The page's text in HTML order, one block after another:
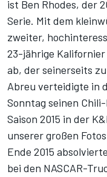
ist Ben Rhodes, der
Serie. Mit dem
zweiter,
23-jährige
ab, der seinerseits
Abreu verteidigte in
Sonntag seinen
Saison 2015 in der
unserer großen
Ende 2015
bei den NASCAR-